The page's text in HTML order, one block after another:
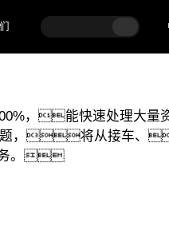
，能快速处理大量
题，将从接车
务。